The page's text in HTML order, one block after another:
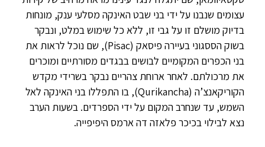
עצומים שנבנו על ידי בני שבט האינקה מסלעי ענק, מונחות
בדיוק מושלם זו על גבי זו, ללא כל שימוש במלט, ונבקר
בשוק הססגוני בעיירה פיסאק (Pisac), שם נוכל לראות את
בני הכפרים המקומיים לבושים בבגדים מסורתיים ומוכרים
את מרכולתם. לאחר ארוחת צהריים נבקר בשרידי מקדש
הקוריקאנצ’ה (Qurikancha), בו התפללו בני האינקה לאל
השמש, עד שנחרב המקום על ידי הספרדים. בשעות הערב
נצא לבילוי בכיכר פלאזה דה ארמס היפיפייה.